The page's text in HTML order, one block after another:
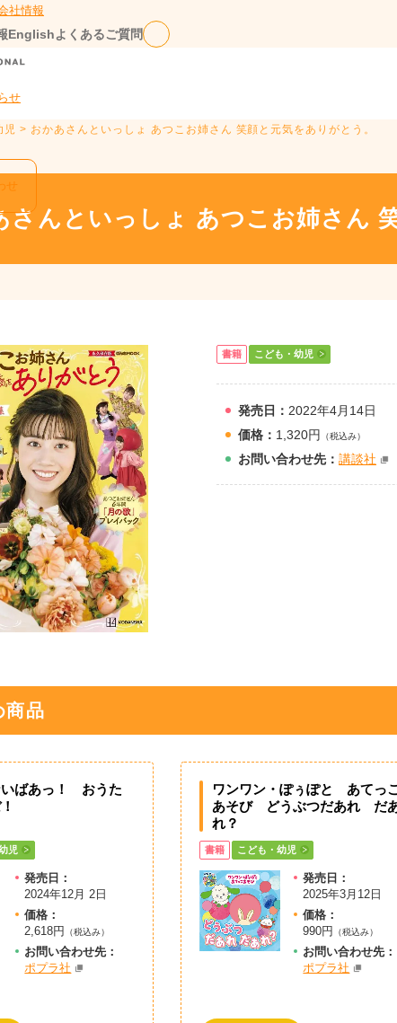
社情報
Englishよくあるご質問
せ
せ
児 > おかあさんといっしょ あつこお姉さん 笑顔と元気をありがとう。
さんといっしょ あつこお姉さん
書籍 こども・幼児
発売日： 2022年4月14日
価格： 1,320円 （税込み）
お問い合わせ先： 講談社
商品
いばあっ！ おうた
児
発売日：
2024年12月 2日
価格：
2,618円
（税込み）
お問い合わせ先：
ポプラ社
ワンワン・ぽぅぽと あてっこ
あそび どうぶつだあれ だ
れ？
書籍 こども・幼児
発売日：
2025年3月12日
価格：
990円
（税込み）
お問い合わせ先：
ポプラ社